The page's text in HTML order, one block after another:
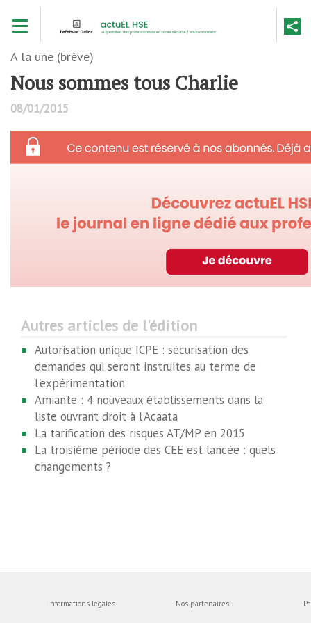
contenu
A la une (brève)
Nous sommes tous Charlie
08/01/2015
Autres articles de l'édition
Autorisation unique ICPE : sécurisation des
demandes qui seront instruites au terme de
l'expérimentation
Amiante : 4 nouveaux établissements dans la
liste ouvrant droit à l'Acaata
La tarification des risques AT/MP en 2015
La troisième période des CEE est lancée : quels
changements ?
Informations légales Nos partenaires